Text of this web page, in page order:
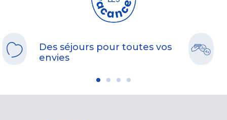
Des séjours pour toutes vos
envies